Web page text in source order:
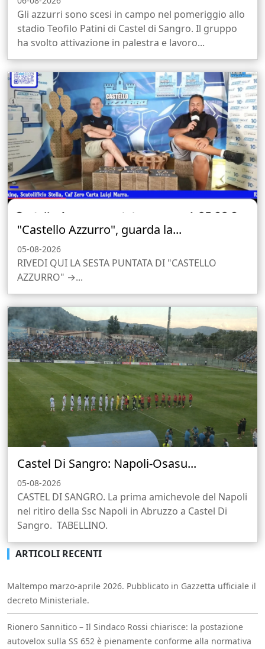
Gli azzurri sono scesi in campo nel pomeriggio allo
stadio Teofilo Patini di Castel di Sangro. Il gruppo
ha svolto attivazione in palestra e lavoro...
"Castello Azzurro", guarda la...
05-08-2026
RIVEDI QUI LA SESTA PUNTATA DI "CASTELLO
AZZURRO" →...
Castel Di Sangro: Napoli-Osasu...
05-08-2026
CASTEL DI SANGRO. La prima amichevole del Napoli
nel ritiro della Ssc Napoli in Abruzzo a Castel Di
Sangro. TABELLINO.
ARTICOLI RECENTI
Maltempo marzo-aprile 2026. Pubblicato in Gazzetta ufficiale il
decreto Ministeriale.
Rionero Sannitico – Il Sindaco Rossi chiarisce: la postazione
autovelox sulla SS 652 è pienamente conforme alla normativa